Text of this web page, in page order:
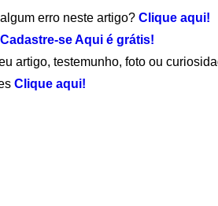
erro neste artigo? Clique aqui!
Cadastre-se Aqui é grátis!
artigo, testemunho, foto ou
Clique aqui!